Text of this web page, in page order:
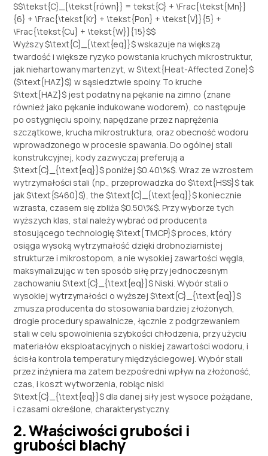
$$\tekst{C}_{\tekst{równ}} = tekst{C} + \Frac{\tekst{Mn}}
{6} + \Frac{\tekst{Kr} + \tekst{Pon} + \tekst{V}}{5} +
\Frac{\tekst{Cu} + \tekst{W}}{15}$$
Wyższy$\text{C}_{\text{eq}}$wskazuje na większą
twardość i większe ryzyko powstania kruchych mikrostruktur,
jak niehartowany martenzyt, w$\text{Heat-Affected Zone}$
($\text{HAZ}$) w sąsiedztwie spoiny. To kruche
$\text{HAZ}$ jest podatny na pękanie na zimno (znane
również jako pękanie indukowane wodorem), co następuje
po ostygnięciu spoiny, napędzane przez naprężenia
szczątkowe, krucha mikrostruktura, oraz obecność wodoru
wprowadzonego w procesie spawania. Do ogólnej stali
konstrukcyjnej, kody zazwyczaj preferują a
$\text{C}_{\text{eq}}$poniżej$0.40\%$. Wraz ze wzrostem
wytrzymałości stali (np., przeprowadzka do$\text{HSS}$tak
jak$\text{S460}$), the$\text{C}_{\text{eq}}$koniecznie
wzrasta, czasem się zbliża$0.50\%$. Przy wyborze tych
wyższych klas, stal należy wybrać od producenta
stosującego technologię$\text{TMCP}$proces, który
osiąga wysoką wytrzymałość dzięki drobnoziarnistej
strukturze i mikrostopom, a nie wysokiej zawartości węgla,
maksymalizując w ten sposób siłę przy jednoczesnym
zachowaniu$\text{C}_{\text{eq}}$Niski. Wybór stali o
wysokiej wytrzymałości o wyższej$\text{C}_{\text{eq}}$
zmusza producenta do stosowania bardziej złożonych,
drogie procedury spawalnicze, łącznie z podgrzewaniem
stali w celu spowolnienia szybkości chłodzenia, przy użyciu
materiałów eksploatacyjnych o niskiej zawartości wodoru, i
ścisła kontrola temperatury międzyściegowej. Wybór stali
przez inżyniera ma zatem bezpośredni wpływ na złożoność,
czas, i koszt wytworzenia, robiąc niski
$\text{C}_{\text{eq}}$ dla danej siły jest wysoce pożądane,
i czasami określone, charakterystyczny.
2. Właściwości grubości i
grubości blachy